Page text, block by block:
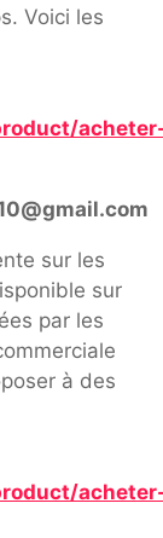
Voici les
sur les
sur
par les
à des